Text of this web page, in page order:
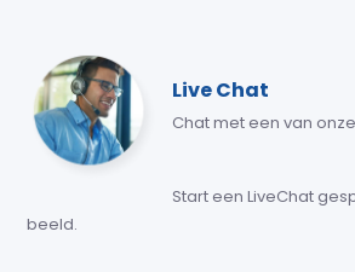
Live Chat
Chat met een van
Start een LiveChat
beeld.